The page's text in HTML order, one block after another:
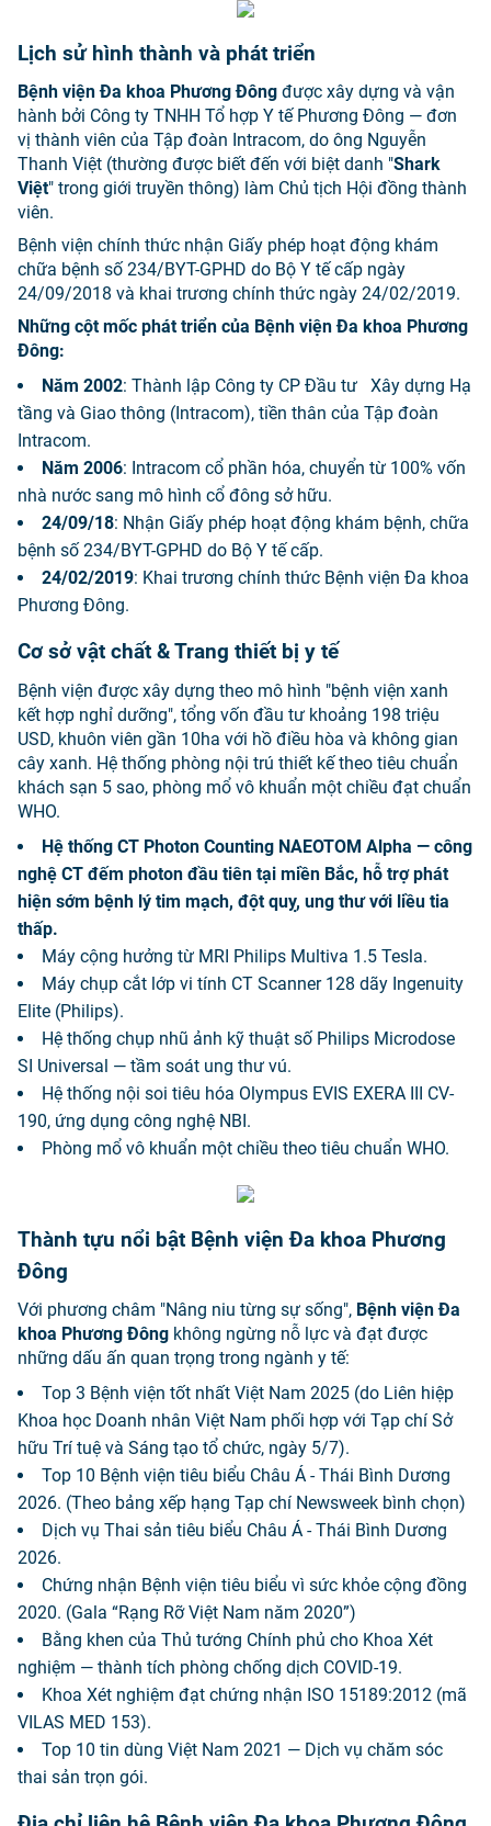
Lịch sử hình thành và phát triển
Bệnh viện Đa khoa Phương Đông được xây dựng và vận
hành bởi Công ty TNHH Tổ hợp Y tế Phương Đông — đơn
vị thành viên của Tập đoàn Intracom, do ông Nguyễn
Thanh Việt (thường được biết đến với biệt danh "Shark
Việt" trong giới truyền thông) làm Chủ tịch Hội đồng thành
viên.
Bệnh viện chính thức nhận Giấy phép hoạt động khám
chữa bệnh số 234/BYT-GPHD do Bộ Y tế cấp ngày
24/09/2018 và khai trương chính thức ngày 24/02/2019.
Những cột mốc phát triển của Bệnh viện Đa khoa Phương
Đông:
Năm 2002: Thành lập Công ty CP Đầu tư Xây dựng Hạ
tầng và Giao thông (Intracom), tiền thân của Tập đoàn
Intracom.
Năm 2006: Intracom cổ phần hóa, chuyển từ 100% vốn
nhà nước sang mô hình cổ đông sở hữu.
24/09/18: Nhận Giấy phép hoạt động khám bệnh, chữa
bệnh số 234/BYT-GPHD do Bộ Y tế cấp.
24/02/2019: Khai trương chính thức Bệnh viện Đa khoa
Phương Đông.
Cơ sở vật chất & Trang thiết bị y tế
Bệnh viện được xây dựng theo mô hình "bệnh viện xanh
kết hợp nghỉ dưỡng", tổng vốn đầu tư khoảng 198 triệu
USD, khuôn viên gần 10ha với hồ điều hòa và không gian
cây xanh. Hệ thống phòng nội trú thiết kế theo tiêu chuẩn
khách sạn 5 sao, phòng mổ vô khuẩn một chiều đạt chuẩn
WHO.
Hệ thống CT Photon Counting NAEOTOM Alpha — công
nghệ CT đếm photon đầu tiên tại miền Bắc, hỗ trợ phát
hiện sớm bệnh lý tim mạch, đột quỵ, ung thư với liều tia
thấp.
Máy cộng hưởng từ MRI Philips Multiva 1.5 Tesla.
Máy chụp cắt lớp vi tính CT Scanner 128 dãy Ingenuity
Elite (Philips).
Hệ thống chụp nhũ ảnh kỹ thuật số Philips Microdose
SI Universal — tầm soát ung thư vú.
Hệ thống nội soi tiêu hóa Olympus EVIS EXERA III CV-
190, ứng dụng công nghệ NBI.
Phòng mổ vô khuẩn một chiều theo tiêu chuẩn WHO.
Thành tựu nổi bật Bệnh viện Đa khoa Phương
Đông
Với phương châm "Nâng niu từng sự sống", Bệnh viện Đa
khoa Phương Đông không ngừng nỗ lực và đạt được
những dấu ấn quan trọng trong ngành y tế:
Top 3 Bệnh viện tốt nhất Việt Nam 2025 (do Liên hiệp
Khoa học Doanh nhân Việt Nam phối hợp với Tạp chí Sở
hữu Trí tuệ và Sáng tạo tổ chức, ngày 5/7).
Top 10 Bệnh viện tiêu biểu Châu Á - Thái Bình Dương
2026. (Theo bảng xếp hạng Tạp chí Newsweek bình chọn)
Dịch vụ Thai sản tiêu biểu Châu Á - Thái Bình Dương
2026.
Chứng nhận Bệnh viện tiêu biểu vì sức khỏe cộng đồng
2020. (Gala “Rạng Rỡ Việt Nam năm 2020”)
Bằng khen của Thủ tướng Chính phủ cho Khoa Xét
nghiệm — thành tích phòng chống dịch COVID-19.
Khoa Xét nghiệm đạt chứng nhận ISO 15189:2012 (mã
VILAS MED 153).
Top 10 tin dùng Việt Nam 2021 — Dịch vụ chăm sóc
thai sản trọn gói.